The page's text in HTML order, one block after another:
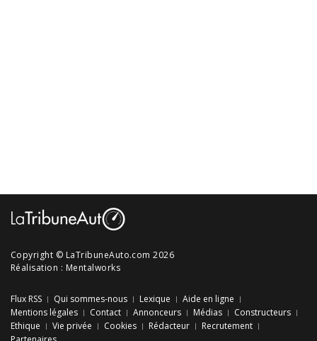
Copyright © LaTribuneAuto.com 2026
Réalisation : Mentalworks
Flux RSS Qui sommes-nous Lexique
Aide en ligne
Mentions légales
Contact Annonceurs Médias
Constructeurs
Ethique
Vie privée Cookies Rédacteur
Recrutement